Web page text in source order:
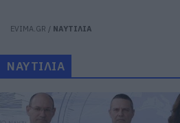
EVIMA.GR / ΝΑΥΤΙΛΙΑ
ΝΑΥΤΙΛΙΑ